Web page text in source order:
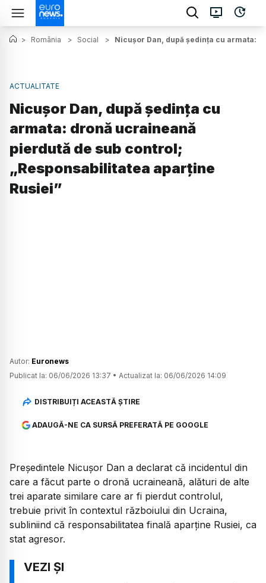
> România > Social > Nicușor Dan, după ședința cu armata:
ACTUALITATE
Nicușor Dan, după ședința cu
armata: dronă ucraineană
pierdută de sub control;
„Responsabilitatea aparține
Rusiei”
Autor: Euronews
Publicat la: 06/06/2026 13:37 • Actualizat la: 06/06/2026 14:09
DISTRIBUIȚI ACEASTĂ ȘTIRE
ADAUGĂ-NE CA SURSĂ PREFERATĂ PE GOOGLE
Președintele Nicușor Dan a declarat că incidentul din
care a făcut parte o dronă ucraineană, alături de alte
trei aparate similare care ar fi pierdut controlul,
trebuie privit în contextul războiului din Ucraina,
subliniind că responsabilitatea finală aparține Rusiei, ca
stat agresor.